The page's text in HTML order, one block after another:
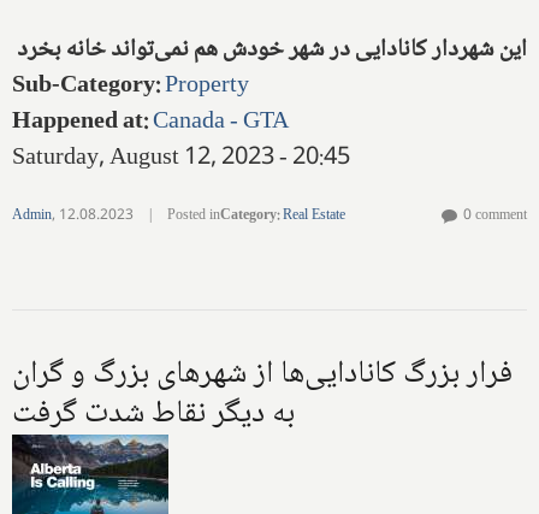
این شهردار کانادایی در شهر خودش هم نمی‌تواند خانه بخرد
Sub-Category:Property
Happened at:Canada - GTA
Saturday, August 12, 2023 - 20:45
Admin, 12.08.2023 | Posted inCategory:Real Estate 0 comment
فرار بزرگ کانادایی‌ها از شهرهای بزرگ و گران
به دیگر نقاط شدت گرفت